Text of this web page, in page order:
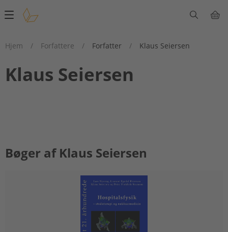
Main
Hjem
/ Forfattere / Forfatter / Klaus Seiersen
Klaus Seiersen
Bøger af Klaus Seiersen